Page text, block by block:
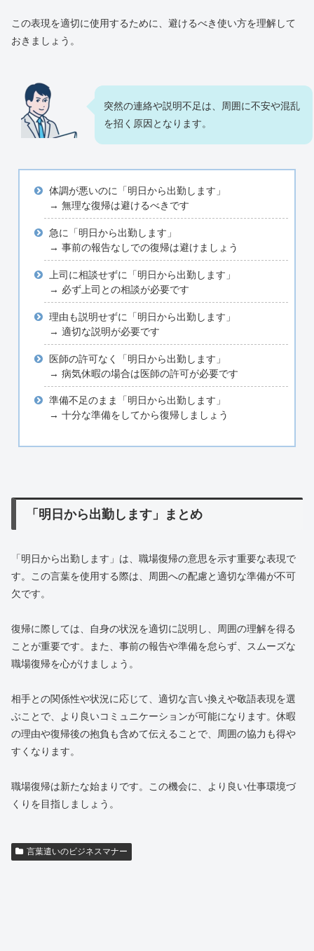
この表現を適切に使用するために、避けるべき使い方を理解して
おきましょう。
突然の連絡や説明不足は、周囲に不安や混乱
を招く原因となります。
体調が悪いのに「明日から出勤します」
→ 無理な復帰は避けるべきです
急に「明日から出勤します」
→ 事前の報告なしでの復帰は避けましょう
上司に相談せずに「明日から出勤します」
→ 必ず上司との相談が必要です
理由も説明せずに「明日から出勤します」
→ 適切な説明が必要です
医師の許可なく「明日から出勤します」
→ 病気休暇の場合は医師の許可が必要です
準備不足のまま「明日から出勤します」
→ 十分な準備をしてから復帰しましょう
「明日から出勤します」まとめ
「明日から出勤します」は、職場復帰の意思を示す重要な表現で
す。この言葉を使用する際は、周囲への配慮と適切な準備が不可
欠です。
復帰に際しては、自身の状況を適切に説明し、周囲の理解を得る
ことが重要です。また、事前の報告や準備を怠らず、スムーズな
職場復帰を心がけましょう。
相手との関係性や状況に応じて、適切な言い換えや敬語表現を選
ぶことで、より良いコミュニケーションが可能になります。休暇
の理由や復帰後の抱負も含めて伝えることで、周囲の協力も得や
すくなります。
職場復帰は新たな始まりです。この機会に、より良い仕事環境づ
くりを目指しましょう。
言葉遣いのビジネスマナー